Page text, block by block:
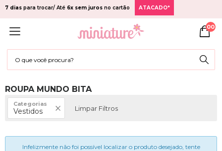
7 dias para trocar/ Até 6x sem juros no cartão ATACADO*
00
ROUPA MUNDO BITA
Categorias
Vestidos Limpar Filtros
Infelizmente não foi possível localizar o produto desejado, tente